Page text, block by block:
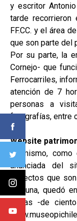
y escritor
tarde
FF.CC. y el área
que son parte del
Por su parte, la
Cornejo- que
Ferrocarriles,
atención de 7
personas a
fotografías, entre
Website
Asimismo, como
anunciada del
aspectos que
comuna, quedó
temas -de